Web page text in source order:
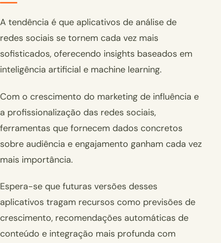
A tendência é que aplicativos de análise de
redes sociais se tornem cada vez mais
sofisticados, oferecendo insights baseados em
inteligência artificial e machine learning.
Com o crescimento do marketing de influência e
a profissionalização das redes sociais,
ferramentas que fornecem dados concretos
sobre audiência e engajamento ganham cada vez
mais importância.
Espera-se que futuras versões desses
aplicativos tragam recursos como previsões de
crescimento, recomendações automáticas de
conteúdo e integração mais profunda com